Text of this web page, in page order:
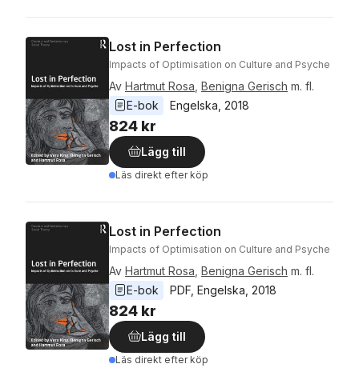
Lost in Perfection
Impacts of Optimisation on Culture and Psyche
Av Hartmut Rosa Benigna Gerisch m. fl.
E-bok
Engelska 2018
824 kr
Lägg till
Läs direkt efter köp
Lost in Perfection
Impacts of Optimisation on Culture and Psyche
Av Hartmut Rosa Benigna Gerisch m. fl.
E-bok
PDF Engelska 2018
824 kr
Lägg till
Läs direkt efter köp